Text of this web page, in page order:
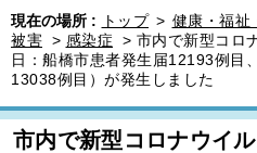
現在の場所 : トップ > 健康・福祉
被害 > 感染症 > 市内で新型コロ
日：船橋市患者発生届12193例目
13038例目）が発生しました
市内で新型コロナウイ